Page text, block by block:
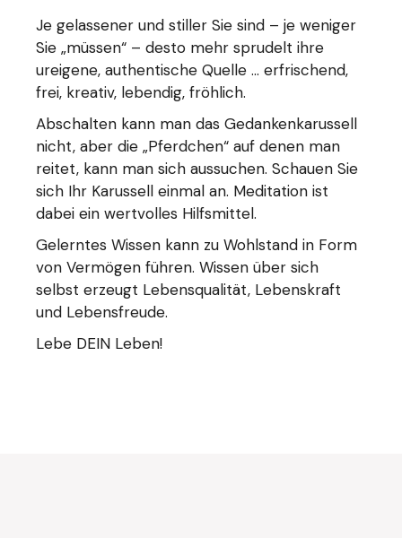
Je gelassener und stiller Sie sind – je weniger
Sie „müssen“ – desto mehr sprudelt ihre
ureigene, authentische Quelle … erfrischend,
frei, kreativ, lebendig, fröhlich.
Abschalten kann man das Gedankenkarussell
nicht, aber die „Pferdchen“ auf denen man
reitet, kann man sich aussuchen. Schauen Sie
sich Ihr Karussell einmal an. Meditation ist
dabei ein wertvolles Hilfsmittel.
Gelerntes Wissen kann zu Wohlstand in Form
von Vermögen führen. Wissen über sich
selbst erzeugt Lebensqualität, Lebenskraft
und Lebensfreude.
Lebe DEIN Leben!